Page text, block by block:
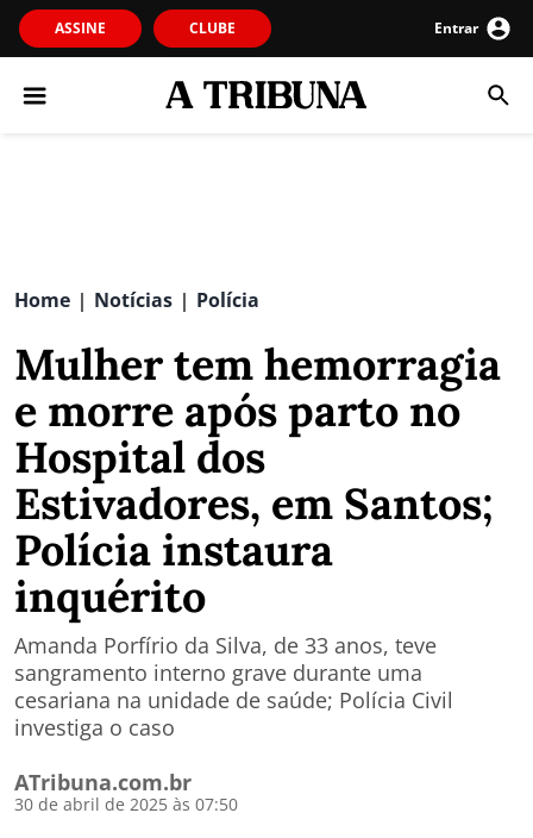
ASSINE CLUBE Entrar
Home | Notícias | Polícia
Mulher tem hemorragia
e morre após parto no
Hospital dos
Estivadores, em Santos;
Polícia instaura
inquérito
Amanda Porfírio da Silva, de 33 anos, teve
sangramento interno grave durante uma
cesariana na unidade de saúde; Polícia Civil
investiga o caso
ATribuna.com.br
30 de abril de 2025 às 07:50